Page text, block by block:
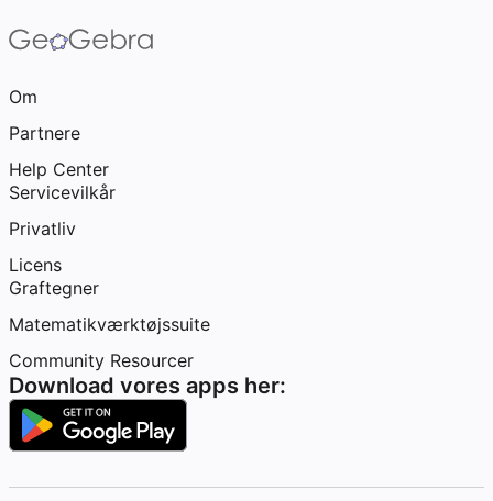
Om
Partnere
Help Center
Servicevilkår
Privatliv
Licens
Graftegner
Matematikværktøjssuite
Community Resourcer
Download vores apps her: